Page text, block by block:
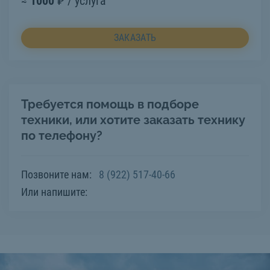
ЗАКАЗАТЬ
Требуется помощь в подборе
техники, или хотите заказать технику
по телефону?
Позвоните нам:
8 (922) 517-40-66
Или напишите: